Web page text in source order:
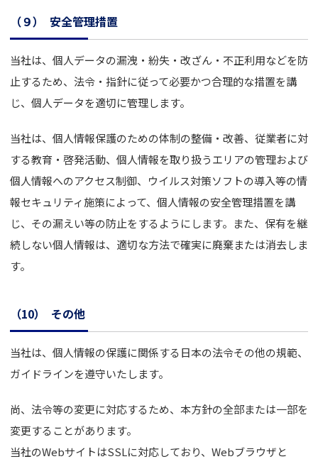
（９） 安全管理措置
当社は、個人データの漏洩・紛失・改ざん・不正利用などを防
止するため、法令・指針に従って必要かつ合理的な措置を講
じ、個人データを適切に管理します。
当社は、個人情報保護のための体制の整備・改善、従業者に対
する教育・啓発活動、個人情報を取り扱うエリアの管理および
個人情報へのアクセス制御、ウイルス対策ソフトの導入等の情
報セキュリティ施策によって、個人情報の安全管理措置を講
じ、その漏えい等の防止をするようにします。また、保有を継
続しない個人情報は、適切な方法で確実に廃棄または消去しま
す。
（10） その他
当社は、個人情報の保護に関係する日本の法令その他の規範、
ガイドラインを遵守いたします。
尚、法令等の変更に対応するため、本方針の全部または一部を
変更することがあります。
当社のWebサイトはSSLに対応しており、Webブラウザと